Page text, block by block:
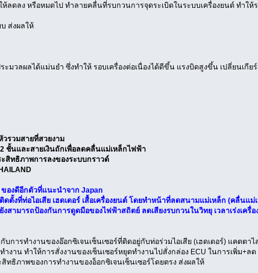
ดลง หรือหมดไป ทำลายคลื่นที่รบกวนการจุดระเบิดในระบบเครื่องยนต์ ทำให้
ส่งผลให้
ะมวลผลได้แม่นยำ ซึ่งทำให้ รอบเครื่องต่อเนื่องได้ดีขึ้น แรงบิดสูงขึ้น เปลี่ยนเกี
รวมสายที่สวยงาม
ชั้นและสายเงินถักเพื่อลดคลื่นแม่เหล็กไฟฟ้า
สิทธิภาพการลงของระบบกราวด์
ของดีอีกตัวที่แนะนำจาก Japan
ตั้งที่ท่อไอเสีย เฮดเดอร์ เสื้อเครื่องยนต์ โดยทำหน้าที่ลดสนามแม่เหล็ก (คลื่นแม่
สามารถป้องกันการดูดมือของไฟฟ้าสถิตย์ ลดเสียงรบกวนในวิทยุ เวลาเร่งเครื่อ
บการทำงานของอ๊อกซิเจนเซ็นเซอร์ที่ติดอยู่กับท่อร่วมไอเสีย (เฮดเดอร์) แคตต
งาน ทำให้การสั่งงานของเซ็นเซอร์หยุดทำงานไปสั่งกล่อง ECU ในการเพิ่ม+
ทธิภาพของการทำงานของอ็อกซิเจนเซ็นเซอร์โดยตรง ส่งผลให้